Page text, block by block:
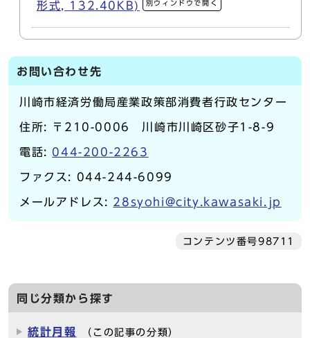
形式, 132.40KB)
別ウィンドウで開く
お問い合わせ先
川崎市経済労働局産業政策部消費者行政センター
住所: 〒210-0006 川崎市川崎区砂子1-8-9
電話: 044-200-2263
ファクス: 044-244-6099
メールアドレス: 28syohi@city.kawasaki.jp
コンテンツ番号98711
同じ分類から探す
統計月報 （この記事の分類）